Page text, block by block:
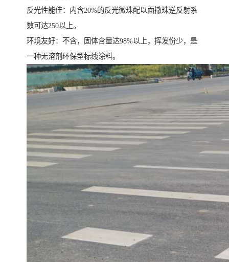
反光性能佳：内含20%的反光微珠配以面撒珠逆反射系
数可达250以上。
环境友好：不含，固体含量达98%以上，挥发份少，是
一种无溶剂环保型标线涂料。